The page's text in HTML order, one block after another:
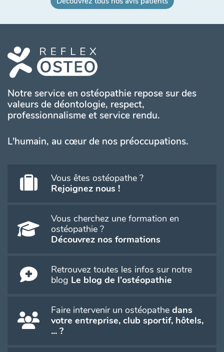
Notre service en ostéopathie repose sur des
valeurs de déontologie, respect,
professionnalisme et service rendu.
L'humain, au cœur de nos préoccupations.
Vous êtes ostéopathe ?
Rejoignez nous !
Vous cherchez une formation en
ostéopathie ?
Découvrez nos formations
Retrouvez toutes les infos sur notre
blog Le blog de l'ostéopathie
Faire intervenir un ostéopathe dans
votre entreprise, club sportif, hôtels,
... ?